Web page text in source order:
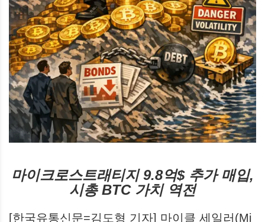
마이크로스트래티지 9.8억$ 추가 매입,
시총 BTC 가치 역전
[한국유통신문=김도형 기자] 마이클 세일러(Mi